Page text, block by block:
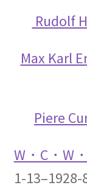
Rudolf
Max Karl
Piere
W・C・W
1-13–1928-